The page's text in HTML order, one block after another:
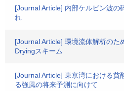
[Journal Article] 内部ケルビン波の
れ
[Journal Article] 環境流体解析のた
Dryingスキーム
[Journal Article] 東京湾における貧
る強風の将来予測に向けて